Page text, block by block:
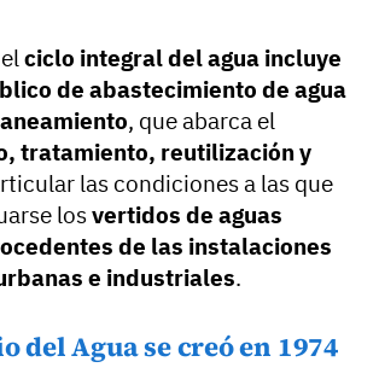
ciclo integral del agua incluye
de abastecimiento de agua
, que abarca el
tratamiento, reutilización y
las condiciones a las que
losvertidos de aguas
de las instalaciones
e industriales.
del Agua se creó en 1974